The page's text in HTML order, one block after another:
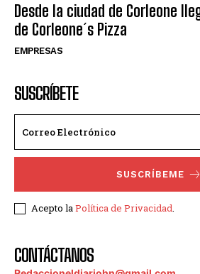
Desde la ciudad de Corleone
de Corleone´s Pizza
EMPRESAS
SUSCRÍBETE
SUSCRÍBEME
Acepto la Política de Privacidad
CONTÁCTANOS